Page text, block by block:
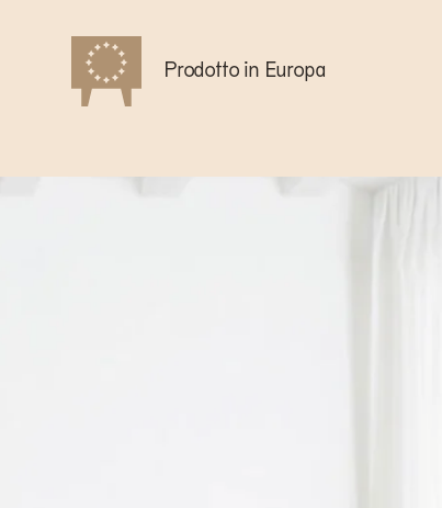
Prodotto in Europa